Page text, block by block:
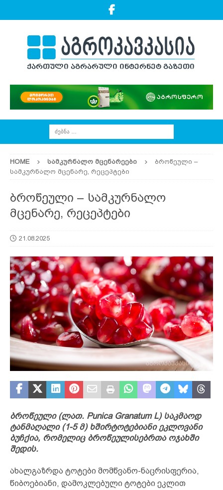
HOME ᲡᲐᲛᲙᲣᲠᲜᲐᲚᲝ ᲛᲪᲔᲜᲐᲠᲔᲔᲑᲘ
ბროწეული –
სამკურნალო მცენარე, რეცეპტები
ბროწეული – სამკურნალო
მცენარე, რეცეპტები
21.08.2025
ბროწეული (ლათ. Punica Granatum L) საკმაოდ
ტანმაღალი (1-5 მ) ხშირტოტებიანი ეკლოვანი
ბუჩქია, რომელიც ბროწეულისებრთა ოჯახში
შედის.
ახალგაზრდა ტოტები მომწვანო-ნაცრისფერია,
წიბოებიანი, დამოკლებული ტოტები ეკლით